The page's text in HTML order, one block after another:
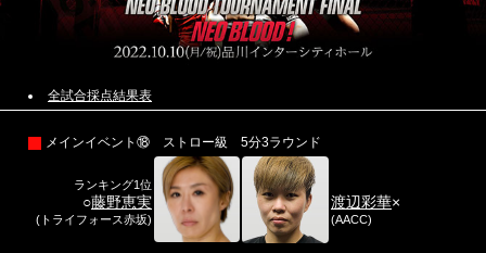
全試合採点結果表
メインイベント⑱ ストロー級 5分3ラウンド
ランキング1位
○藤野恵実
(トライフォース赤坂)
渡辺彩華×
(AACC)